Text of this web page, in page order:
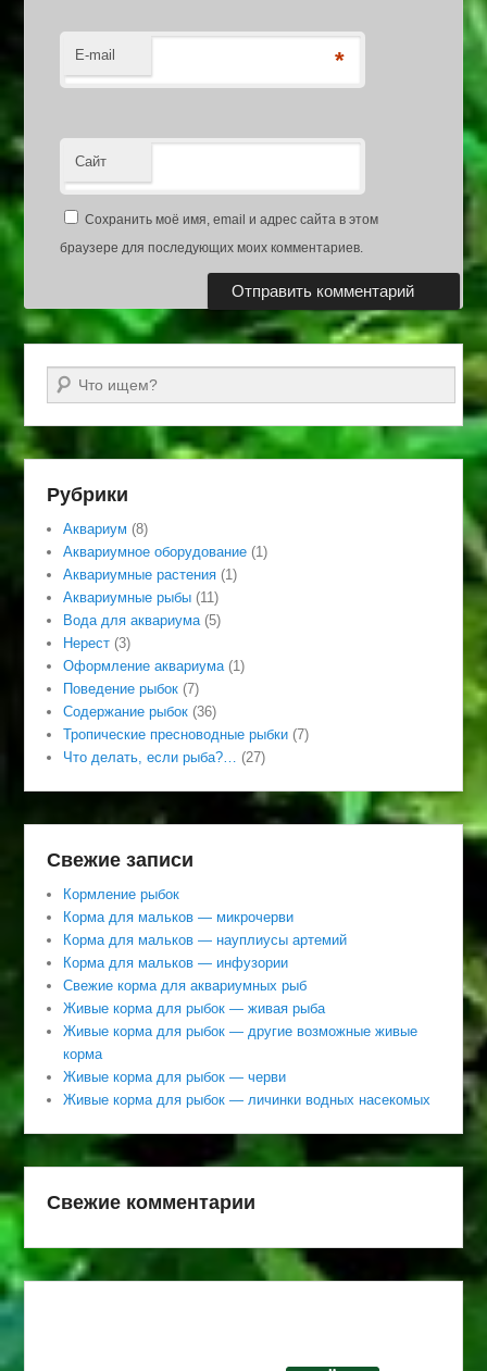
E-mail *
Сайт
Сохранить моё имя, email и адрес сайта в этом
браузере для последующих моих комментариев.
Поиск
Рубрики
Аквариум (8)
Аквариумное оборудование (1)
Аквариумные растения (1)
Аквариумные рыбы (11)
Вода для аквариума(5)
Нерест (3)
Оформление аквариума(1)
Поведение рыбок (7)
Содержание рыбок (36)
Тропические пресноводные рыбки (7)
Что делать, если рыба?… (27)
Свежие записи
Кормление рыбок
Корма для мальков — микрочерви
Корма для мальков — науплиусы артемий
Корма для мальков — инфузории
Свежие корма для аквариумных рыб
Живые корма для рыбок — живая рыба
Живые корма для рыбок — другие возможные живые
корма
Живые корма для рыбок — черви
Живые корма для рыбок — личинки водных насекомых
Свежие комментарии